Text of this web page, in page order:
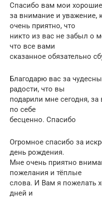
Спасибо вам мои хорошие
за внимание и
очень приятно, что
никто из вас не забыл о
что все вами
сказанное обязательно
Благодарю вас за
радости, что вы
подарили мне сегодня,
по себе
бесценно. Спасибо
Огромное спасибо за
день рождения.
Мне очень приятно
пожелания и тёплые
слова. И Вам я пожелать
дней и